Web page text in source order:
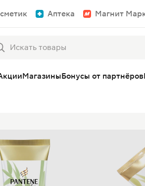
Аптека Магнит
МагазиныБонусы от партнёров